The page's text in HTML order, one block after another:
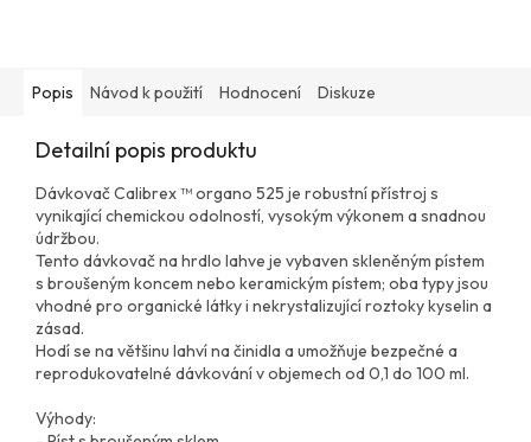
Popis Návod k použití Hodnocení Diskuze
Detailní popis produktu
Dávkovač Calibrex ™ organo 525 je robustní přístroj s
vynikající chemickou odolností, vysokým výkonem a snadnou
údržbou.
Tento dávkovač na hrdlo lahve je vybaven skleněným pístem
s broušeným koncem nebo keramickým pístem; oba typy jsou
vhodné pro organické látky i nekrystalizující roztoky kyselin a
zásad.
Hodí se na většinu lahví na činidla a umožňuje bezpečné a
reprodukovatelné dávkování v objemech od 0,1 do 100 ml.
Výhody: